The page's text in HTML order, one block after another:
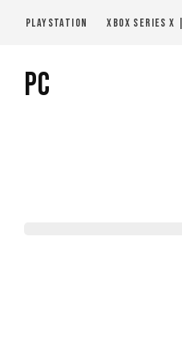
PlayStation Xbox Series X
PC